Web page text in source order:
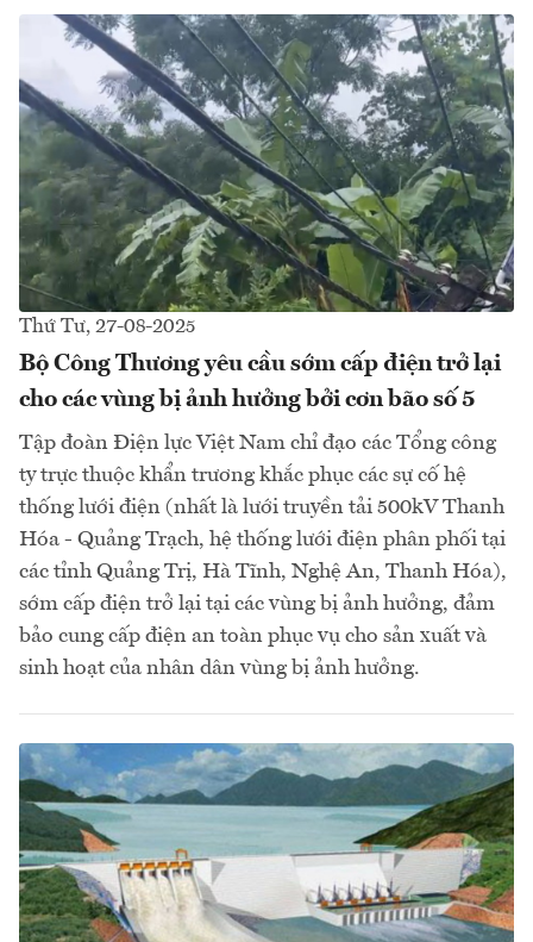
Thứ Tư, 27-08-2025
Bộ Công Thương yêu cầu sớm cấp điện trở lại
cho các vùng bị ảnh hưởng bởi cơn bão số 5
Tập đoàn Điện lực Việt Nam chỉ đạo các Tổng công
ty trực thuộc khẩn trương khắc phục các sự cố hệ
thống lưới điện (nhất là lưới truyền tải 500kV Thanh
Hóa - Quảng Trạch, hệ thống lưới điện phân phối tại
các tỉnh Quảng Trị, Hà Tĩnh, Nghệ An, Thanh Hóa),
sớm cấp điện trở lại tại các vùng bị ảnh hưởng, đảm
bảo cung cấp điện an toàn phục vụ cho sản xuất và
sinh hoạt của nhân dân vùng bị ảnh hưởng.